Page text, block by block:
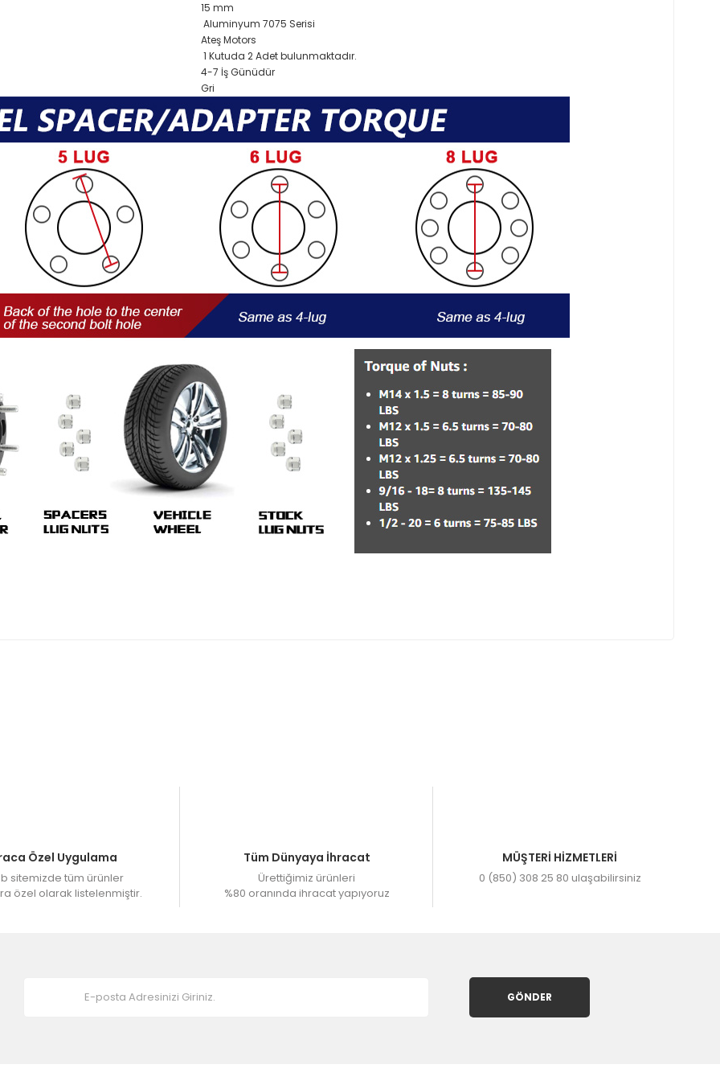
15 mm
Aluminyum 7075 Serisi
Ateş Motors
1 Kutuda 2 Adet bulunmaktadır.
4-7 İş Günüdür
Gri
Özel Uygulama
sitemizde tüm ürünler
özel olarak listelenmiştir.
Tüm Dünyaya İhracat
Ürettiğimiz ürünleri
%80 oranında ihracat yapıyoruz
MÜŞTERİ HİZMETLERİ
0 (850) 308 25 80 ulaşabilirsiniz
GÖNDER